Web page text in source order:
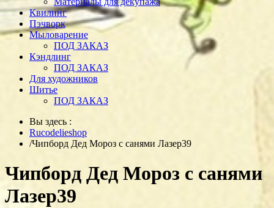
Квилинг
Пэчворк
Мыловарение
ПОД ЗАКАЗ
Кэндлинг
ПОД ЗАКАЗ
Для художников
Шитье
ПОД ЗАКАЗ
Вы здесь :
Rucodelieshop
/Чипборд Дед Мороз с санями Лазер39
Чипборд Дед Мороз с санями
Лазер39